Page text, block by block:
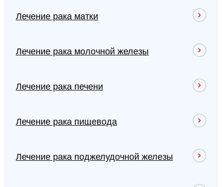
Лечение рака матки
Лечение рака молочной железы
Лечение рака печени
Лечение рака пищевода
Лечение рака поджелудочной железы